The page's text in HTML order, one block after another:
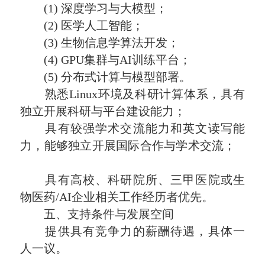
(1) 深度学习与大模型；
(2) 医学人工智能；
(3) 生物信息学算法开发；
(4) GPU集群与AI训练平台；
(5) 分布式计算与模型部署。
熟悉Linux环境及科研计算体系，具有
独立开展科研与平台建设能力；
具有较强学术交流能力和英文读写能
力，能够独立开展国际合作与学术交流；
具有高校、科研院所、三甲医院或生
物医药/AI企业相关工作经历者优先。
五、支持条件与发展空间
提供具有竞争力的薪酬待遇，具体一
人一议。